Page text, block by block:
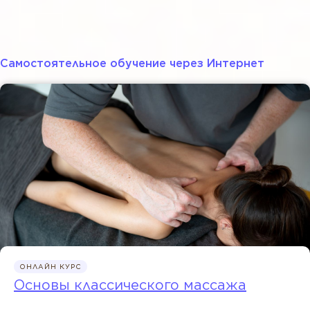
Cамостоятельное обучение через Интернет
ОНЛАЙН КУРС
Основы классического массажа